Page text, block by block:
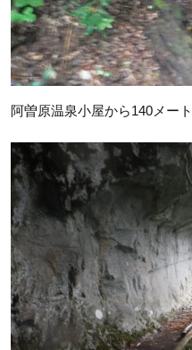
阿曽原温泉小屋から140メー